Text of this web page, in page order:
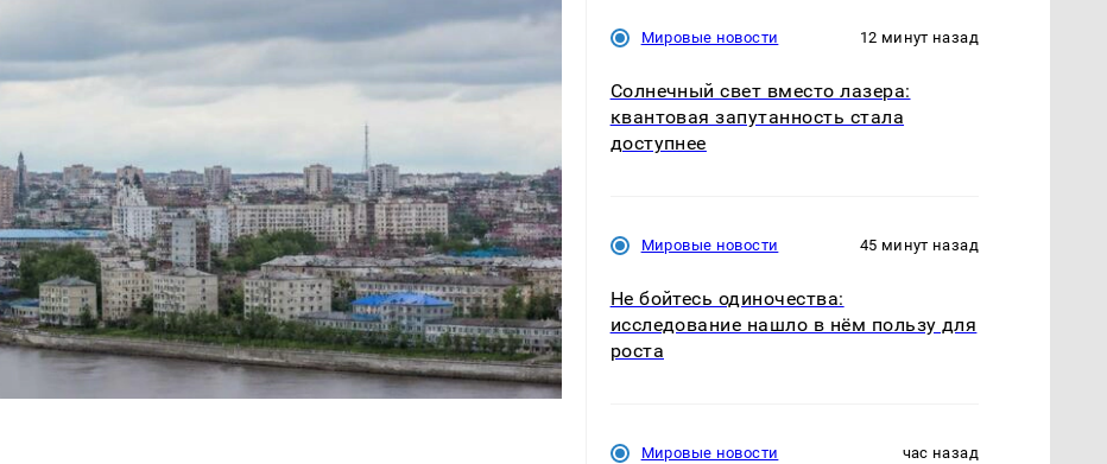
Мировые новости 12 минут назад
Солнечный свет вместо лазера:
квантовая запутанность стала
доступнее
Мировые новости 45 минут назад
Не бойтесь одиночества:
исследование нашло в нём пользу для
роста
Мировые новости час назад